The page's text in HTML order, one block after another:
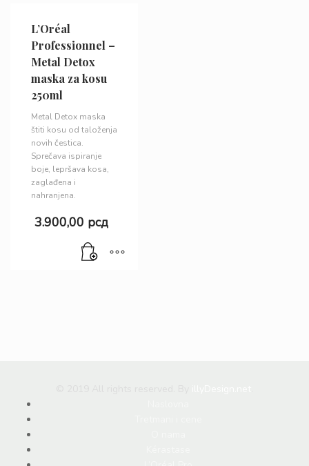
L’Oréal
Professionnel –
Metal Detox
maska za kosu
250ml
Metal Detox maska
štiti kosu od taloženja
novih čestica.
Sprečava ispiranje
boje, lepršava kosa,
zaglađena i
nahranjena.
3.900,00 рсд